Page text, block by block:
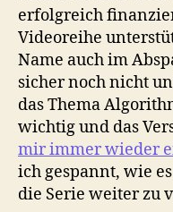
erfolgreich
Videoreihe
Name auch im
sicher noch nicht
das Thema
wichtig und das
mir immer wieder
ich gespannt, wie
die Serie weiter zu